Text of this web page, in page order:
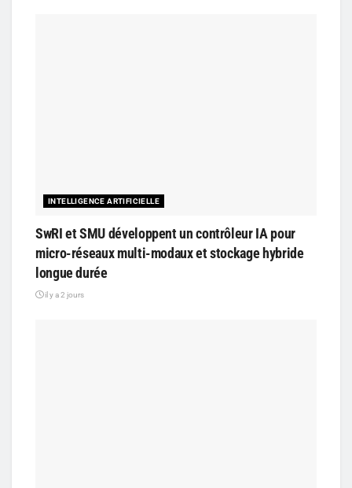
INTELLIGENCE ARTIFICIELLE
SwRI et SMU développent un contrôleur IA pour
micro-réseaux multi-modaux et stockage hybride
longue durée
il y a 2 jours